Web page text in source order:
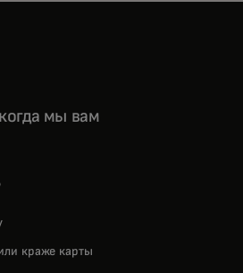
мы вам
краже карты